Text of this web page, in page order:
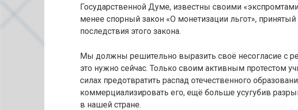
Государственной Думе, известны своими
менее спорный закон «О монетизации льгот»,
последствия этого закона.
Мы должны решительно выразить своё несогласие с
это нужно сейчас. Только своим активным протестом
силах предотвратить распад отечественного
коммерциализировать его, ещё больше усугубив
в нашей стране.